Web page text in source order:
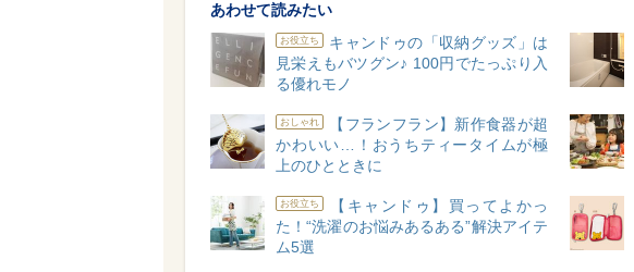
あわせて読みたい
お役立ち
キャンドゥの「収納グッズ」は
見栄えもバツグン♪ 100円でたっぷり入
る優れモノ
おしゃれ
【フランフラン】新作食器が超
かわいい…！おうちティータイムが極
上のひとときに
お役立ち
【キャンドゥ】買ってよかっ
た！“洗濯のお悩みあるある”解決アイテ
ム5選